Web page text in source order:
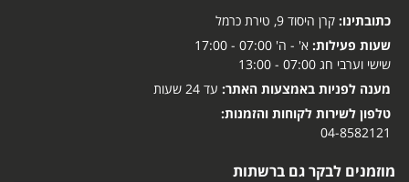
כתובתינו: קרן היסוד 9, טירת כרמל
שעות פעילות: א' - ה' 07:00 - 17:00
שישי וערבי חג 07:00 - 13:00
מענה לפניות באמצעות האתר: עד 24 שעות
טלפון לשירות לקוחות והזמנות:
04-8582121
מוזמנים לבקר גם ברשתות